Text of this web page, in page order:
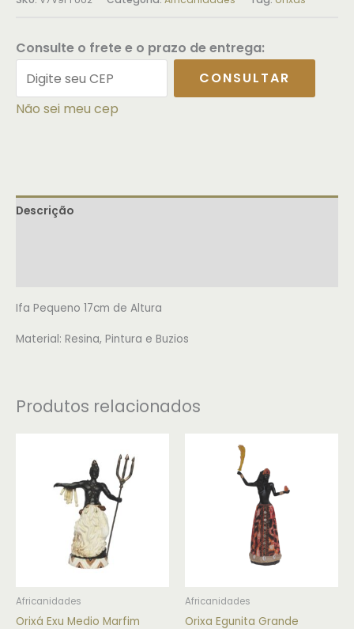
Consulte o frete e o prazo de entrega:
CONSULTAR
Não sei meu cep
Descrição
Ifa Pequeno 17cm de Altura
Material: Resina, Pintura e Buzios
Produtos relacionados
Africanidades
Orixá Exu Medio Marfim
Africanidades
Orixa Egunita Grande